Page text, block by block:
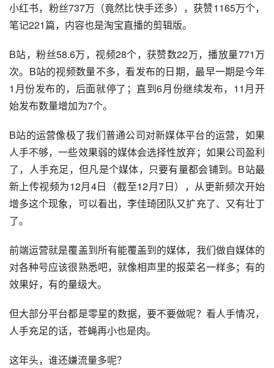
小红书，粉丝737万（竟然比快手还多），获赞1165万个，
笔记221篇，内容也是淘宝直播的剪辑版。
B站，粉丝58.6万，视频28个，获赞数22万，播放量771万
次。B站的视频数量不多，看发布的日期，最早一期是今年
1月份发布的，后面就停了；直到6月份继续发布，11月开
始发布数量增加为7个。
B站的运营像极了我们普通公司对新媒体平台的运营，如果
人手不够，一些效果弱的媒体会选择性放弃；如果公司盈利
了，人手充足，但凡是个媒体，只要有量都会铺到。B站最
新上传视频为12月4日（截至12月7日），从更新频次开始
增多这个现象，可以看出，李佳琦团队又扩充了、又有壮丁
了。
前端运营就是覆盖到所有能覆盖到的媒体，我们做自媒体的
对各种号应该很熟悉吧，就像相声里的报菜名一样多；有的
效果好，有的量级大。
但大部分平台都是零星的数据，要不要做呢？看人手情况，
人手充足的话，苍蝇再小也是肉。
这年头，谁还嫌流量多呢？